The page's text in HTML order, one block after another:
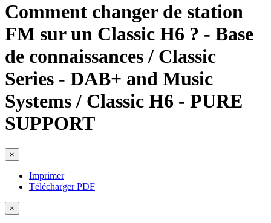
Comment changer de station
FM sur un Classic H6 ? - Base
de connaissances / Classic
Series - DAB+ and Music
Systems / Classic H6 - PURE
SUPPORT
×
Imprimer
Télécharger PDF
×